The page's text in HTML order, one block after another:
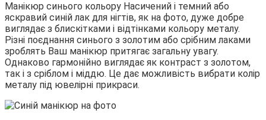
Манікюр синього кольору Насичений і темний або
яскравий синій лак для нігтів, як на фото, дуже добре
виглядає з блискітками і відтінками кольору металу.
Різні поєднання синього з золотим або срібним лаками
зроблять Ваш манікюр притягає загальну увагу.
Однаково гармонійно виглядає як контраст з золотом,
так і з сріблом і міддю. Це дає можливість вибрати колір
металу під ювелірні прикраси.